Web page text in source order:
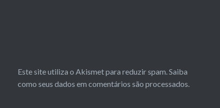
Este site utiliza o Akismet para reduzir spam.Saiba
como seus dados em comentários são processados.